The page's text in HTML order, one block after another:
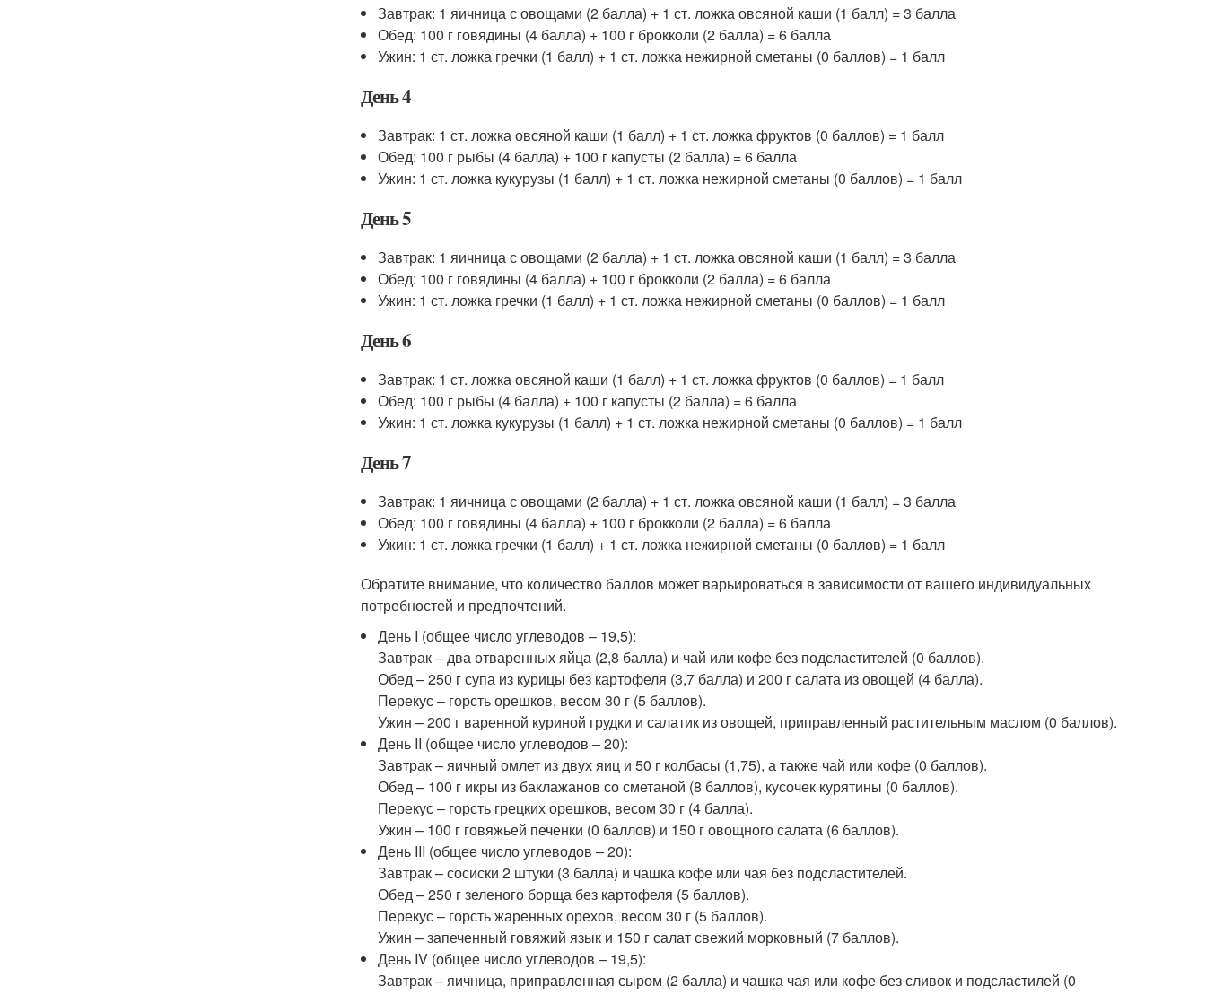
Завтрак: 1 яичница с овощами (2 балла) + 1 ст. ложка овсяной каши (1 балл) = 3 балла
Обед: 100 г говядины (4 балла) + 100 г брокколи (2 балла) = 6 балла
Ужин: 1 ст. ложка гречки (1 балл) + 1 ст. ложка нежирной сметаны (0 баллов) = 1 балл
День 4
Завтрак: 1 ст. ложка овсяной каши (1 балл) + 1 ст. ложка фруктов (0 баллов) = 1 балл
Обед: 100 г рыбы (4 балла) + 100 г капусты (2 балла) = 6 балла
Ужин: 1 ст. ложка кукурузы (1 балл) + 1 ст. ложка нежирной сметаны (0 баллов) = 1 балл
День 5
Завтрак: 1 яичница с овощами (2 балла) + 1 ст. ложка овсяной каши (1 балл) = 3 балла
Обед: 100 г говядины (4 балла) + 100 г брокколи (2 балла) = 6 балла
Ужин: 1 ст. ложка гречки (1 балл) + 1 ст. ложка нежирной сметаны (0 баллов) = 1 балл
День 6
Завтрак: 1 ст. ложка овсяной каши (1 балл) + 1 ст. ложка фруктов (0 баллов) = 1 балл
Обед: 100 г рыбы (4 балла) + 100 г капусты (2 балла) = 6 балла
Ужин: 1 ст. ложка кукурузы (1 балл) + 1 ст. ложка нежирной сметаны (0 баллов) = 1 балл
День 7
Завтрак: 1 яичница с овощами (2 балла) + 1 ст. ложка овсяной каши (1 балл) = 3 балла
Обед: 100 г говядины (4 балла) + 100 г брокколи (2 балла) = 6 балла
Ужин: 1 ст. ложка гречки (1 балл) + 1 ст. ложка нежирной сметаны (0 баллов) = 1 балл
Обратите внимание, что количество баллов может варьироваться в зависимости от вашего индивидуальных
потребностей и предпочтений.
День I (общее число углеводов – 19,5):
Завтрак – два отваренных яйца (2,8 балла) и чай или кофе без подсластителей (0 баллов).
Обед – 250 г супа из курицы без картофеля (3,7 балла) и 200 г салата из овощей (4 балла).
Перекус – горсть орешков, весом 30 г (5 баллов).
Ужин – 200 г варенной куриной грудки и салатик из овощей, приправленный растительным маслом (0 баллов).
День II (общее число углеводов – 20):
Завтрак – яичный омлет из двух яиц и 50 г колбасы (1,75), а также чай или кофе (0 баллов).
Обед – 100 г икры из баклажанов со сметаной (8 баллов), кусочек курятины (0 баллов).
Перекус – горсть грецких орешков, весом 30 г (4 балла).
Ужин – 100 г говяжьей печенки (0 баллов) и 150 г овощного салата (6 баллов).
День III (общее число углеводов – 20):
Завтрак – сосиски 2 штуки (3 балла) и чашка кофе или чая без подсластителей.
Обед – 250 г зеленого борща без картофеля (5 баллов).
Перекус – горсть жаренных орехов, весом 30 г (5 баллов).
Ужин – запеченный говяжий язык и 150 г салат свежий морковный (7 баллов).
День IV (общее число углеводов – 19,5):
Завтрак – яичница, приправленная сыром (2 балла) и чашка чая или кофе без сливок и подсластилей (0